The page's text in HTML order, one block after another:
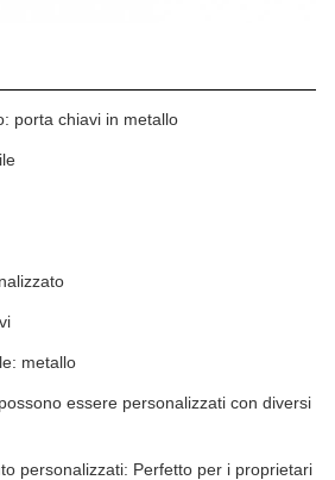
porta chiavi in metallo
metallo
essere personalizzati con diversi
personalizzati: Perfetto per i proprietari